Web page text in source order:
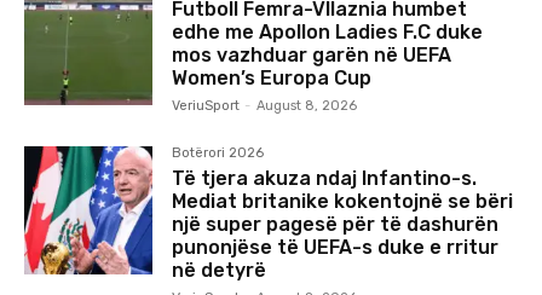
Futboll Femra-Vllaznia humbet
edhe me Apollon Ladies F.C duke
mos vazhduar garën në UEFA
Women’s Europa Cup
VeriuSport - August 8, 2026
Botërori 2026
Të tjera akuza ndaj Infantino-s.
Mediat britanike kokentojnë se bëri
një super pagesë për të dashurën
punonjëse të UEFA-s duke e rritur
në detyrë